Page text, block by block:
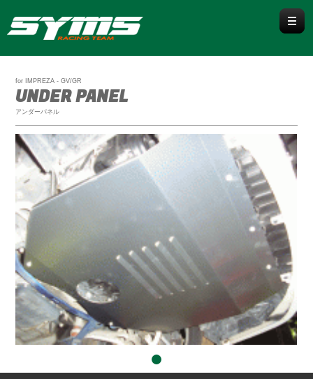
WRX S4 VBH
LEVORG
VN VM
BRZ/86
ZD8/ZN8 ZC6/ZN6
IMPREZA / CROSSTREK
GU GK/GT
GJ/GP GE/GH
for IMPREZA - GV/GR
UNDER PANEL
アンダーパネル